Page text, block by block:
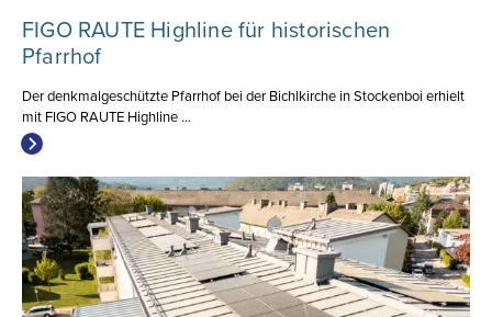
FIGO RAUTE Highline für historischen
Pfarrhof
Der denkmalgeschützte Pfarrhof bei der Bichlkirche in Stockenboi erhielt
mit FIGO RAUTE Highline ...